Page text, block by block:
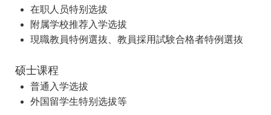
在职人员特别选拔
附属学校推荐入学选拔
現職教員特例選抜、教員採用試験合格者特例選抜
硕士课程
普通入学选拔
外国留学生特别选拔等